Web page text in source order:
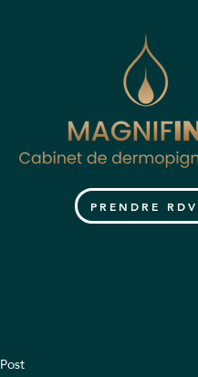
PRENDRE RDV
Post